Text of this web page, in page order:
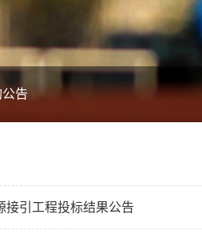
告
接引工程投标结果公告